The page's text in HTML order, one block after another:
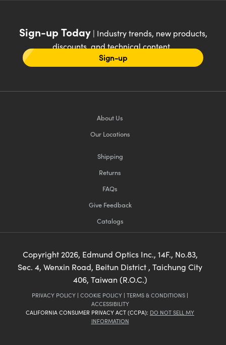
Sign-up Today| Industry trends, new products,
discounts, and technical content
Sign-up
About Us
Our Locations
Shipping
Returns
FAQs
Give Feedback
Catalogs
Copyright 2026, Edmund Optics Inc., 14F., No.83,
Sec. 4, Wenxin Road, Beitun District , Taichung City
406, Taiwan (R.O.C.)
PRIVACY POLICY | COOKIE POLICY | TERMS & CONDITIONS |
ACCESSIBILITY
CALIFORNIA CONSUMER PRIVACY ACT (CCPA): DO NOT SELL MY
INFORMATION